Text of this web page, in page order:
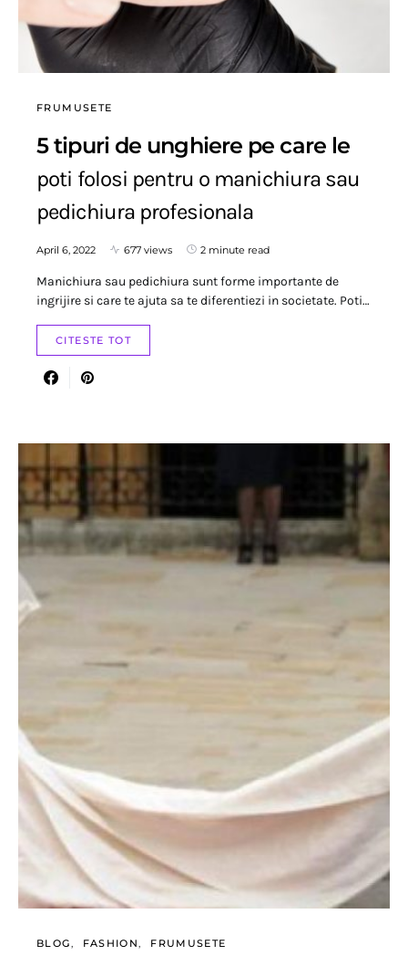
FRUMUSETE
5 tipuri de unghiere pe care le
poti folosi pentru o manichiura sau
pedichiura profesionala
April 6, 2022 677 views 2 minute read
Manichiura sau pedichiura sunt forme importante de
ingrijire si care te ajuta sa te diferentiezi in societate. Poti…
CITESTE TOT
BLOG FASHION FRUMUSETE